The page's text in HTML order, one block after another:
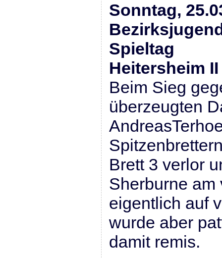
Sonntag,
Spieltag
Heitersheim
Beim Sieg
überzeugten
Brett 3 verlor
Sherburne am
eigentlich auf
wurde aber
damit remis.